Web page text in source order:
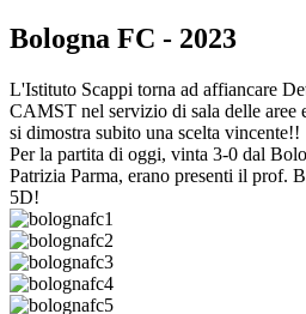
Bologna FC - 2023
L'Istituto Scappi torna ad affiancare
CAMST nel servizio di sala delle
si dimostra subito una scelta vincente!!
Per la partita di oggi, vinta 3-0 dal
Patrizia Parma, erano presenti il prof.
5D!